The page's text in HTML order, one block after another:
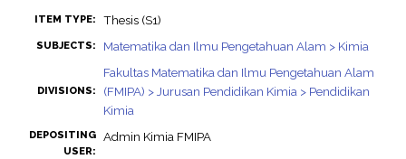
ITEM TYPE: Thesis (S1)
SUBJECTS: Matematika dan Ilmu Pengetahuan Alam > Kimia
DIVISIONS:
Fakultas Matematika dan Ilmu Pengetahuan Alam
(FMIPA) > Jurusan Pendidikan Kimia > Pendidikan
Kimia
DEPOSITING
USER:
Admin Kimia FMIPA